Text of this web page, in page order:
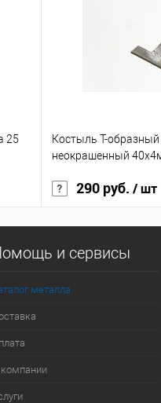
25
Костыль Т-
неокрашенный
290 руб. / шт
и сервисы
металла